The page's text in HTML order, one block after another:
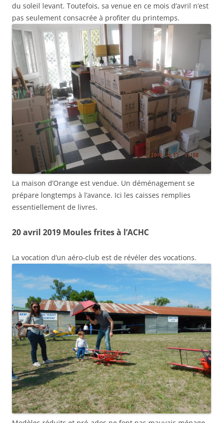
du soleil levant. Toutefois, sa venue en ce mois d’avril n’est
pas seulement consacrée à profiter du printemps.
La maison d’Orange est vendue. Un déménagement se
prépare longtemps à l’avance. Ici les caisses remplies
essentiellement de livres.
20 avril 2019 Moules frites à l’ACHC
La vocation d’un aéro-club est de révéler des vocations.